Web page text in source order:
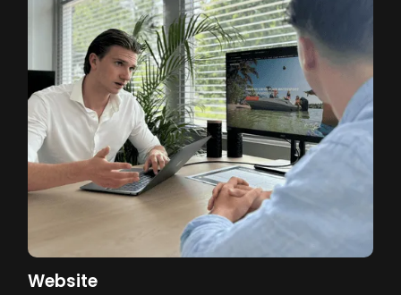
Website